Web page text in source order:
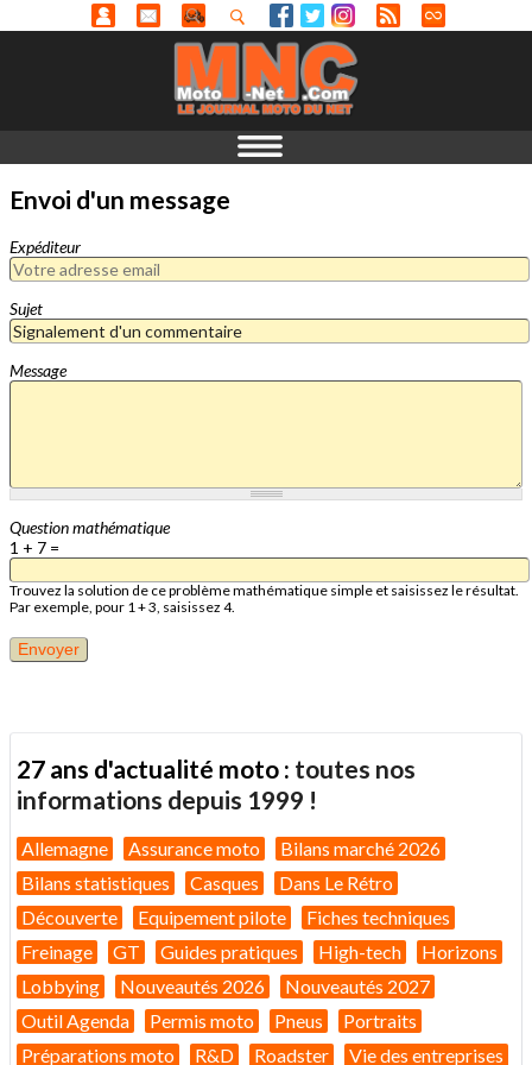
Envoi d'un message
Expéditeur
Sujet
Message
Question mathématique
1 + 7 =
Trouvez la solution de ce problème mathématique simple et saisissez le résultat.
Par exemple, pour 1 + 3, saisissez 4.
27 ans d'actualité moto : toutes nos
informations depuis 1999 !
Allemagne Assurance moto
Bilans marché 2026
Bilans statistiques
Casques
Dans Le Rétro
Découverte
Equipement pilote
Fiches techniques
Freinage
GT Guides pratiques High-tech
Horizons
Lobbying
Nouveautés 2026
Nouveautés 2027
Outil Agenda
Permis moto Pneus
Portraits
Préparations moto
R&D Roadster Vie des entreprises